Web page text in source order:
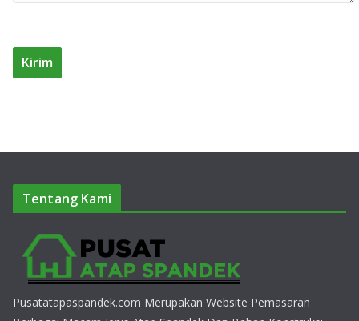
Tentang Kami
Pusatatapaspandek.com Merupakan Website Pemasaran